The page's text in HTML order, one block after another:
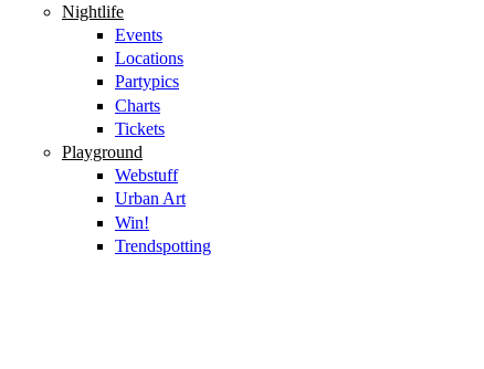
Nightlife
Events
Locations
Partypics
Charts
Tickets
Playground
Webstuff
Urban Art
Win!
Trendspotting